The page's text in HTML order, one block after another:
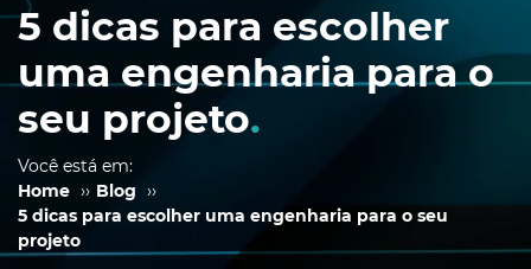
5 dicas para escolher
uma engenharia para o
seu projeto.
Você está em:
Home ›› Blog ››
5 dicas para escolher uma engenharia para o seu
projeto